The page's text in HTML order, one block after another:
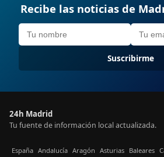
Recibe las noticias de
Suscribirme
24h Madrid
Tu fuente de información local actualizada.
España Andalucía Aragón Asturias Baleares